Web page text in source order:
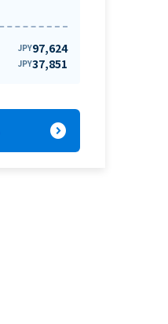
JPY97,624
JPY37,851
expand_circle_right